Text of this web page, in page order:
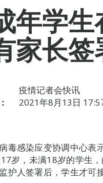
年学
家长签
疫情记者会快讯
2021年8月13日
毒感染应变协调中心表
岁，未满18岁的学生
护人签署后，学生才可